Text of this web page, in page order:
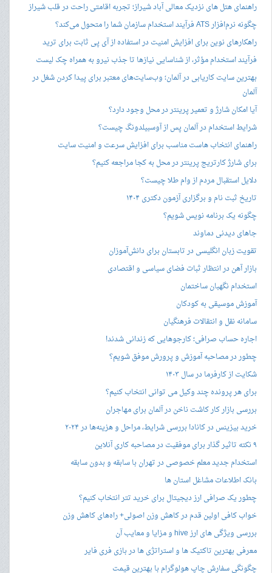
راهنمای هتل های نزدیک معالی آباد شیراز؛ تجربه اقامتی راحت در قلب شیراز
چگونه نرم‌افزار ATS فرآیند استخدام سازمان شما را متحول می‌کند؟
راهکارهای نوین برای افزایش امنیت در استفاده از آی پی ثابت برای ترید
فرآیند استخدام مؤثر، از شناسایی نیازها تا جذب نیرو به همراه چک لیست
بهترین سایت کاریابی در آلمان؛ وب‌سایت‌های معتبر برای پیدا کردن شغل در
آلمان
آیا امکان شارژ و تعمیر پرینتر در محل وجود دارد؟
شرایط استخدام در آلمان پس از آوسبیلدونگ چیست؟
راهنمای انتخاب هاست مناسب برای افزایش سرعت و امنیت سایت
برای شارژ کارتریج پرینتر در محل به کجا مراجعه کنیم؟
دلایل استقبال مردم از وام طلا چیست؟
تاریخ ثبت نام و برگزاری آزمون دکتری ۱۴۰۴
چگونه یک برنامه نویس شویم؟
جاهای دیدنی دماوند
تقویت زبان انگلیسی در تابستان برای دانش‌آموزان
بازار آهن در انتظار ثبات فضای سیاسی و اقتصادی
استخدام نگهبان ساختمان
آموزش موسیقی به کودکان
سامانه نقل و انتقالات فرهنگیان
اجاره حساب صرافی؛ کارجوهایی که زندانی شدند!
چطور در مصاحبه‌ آموزش و پرورش موفق شویم؟
شکایت از کارفرما در سال ۱۴۰۳
برای هر پرونده چند وکیل می توانی انتخاب کنیم؟
بررسی بازار کار کاشت ناخن در آلمان برای مهاجران
خرید بیزینس در کانادا بررسی شرایط، مراحل و هزینه‌ها در ۲۰۲۴
۹ نکته تاثیر گذار برای موفقیت در مصاحبه کاری آنلاین
استخدام جدید معلم خصوصی در تهران با سابقه و بدون سابقه
بانک اطلاعات مشاغل استان ها
چطور یک صرافی ارز دیجیتال برای خرید تتر انتخاب کنیم؟
خواب کافی اولین قدم در کاهش وزن اصولی+ راه‌های کاهش وزن
بررسی ویژگی های ارز hive و مزایا و معایب آن
معرفی بهترین تاکتیک ها و استراتژی ها در بازی فری فایر
چگونگی سفارش چاپ هولوگرام با بهترین قیمت